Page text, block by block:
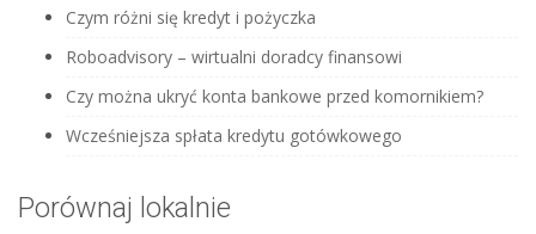
Czym różni się kredyt i pożyczka
Roboadvisory – wirtualni doradcy finansowi
Czy można ukryć konta bankowe przed komornikiem?
Wcześniejsza spłata kredytu gotówkowego
Porównaj lokalnie